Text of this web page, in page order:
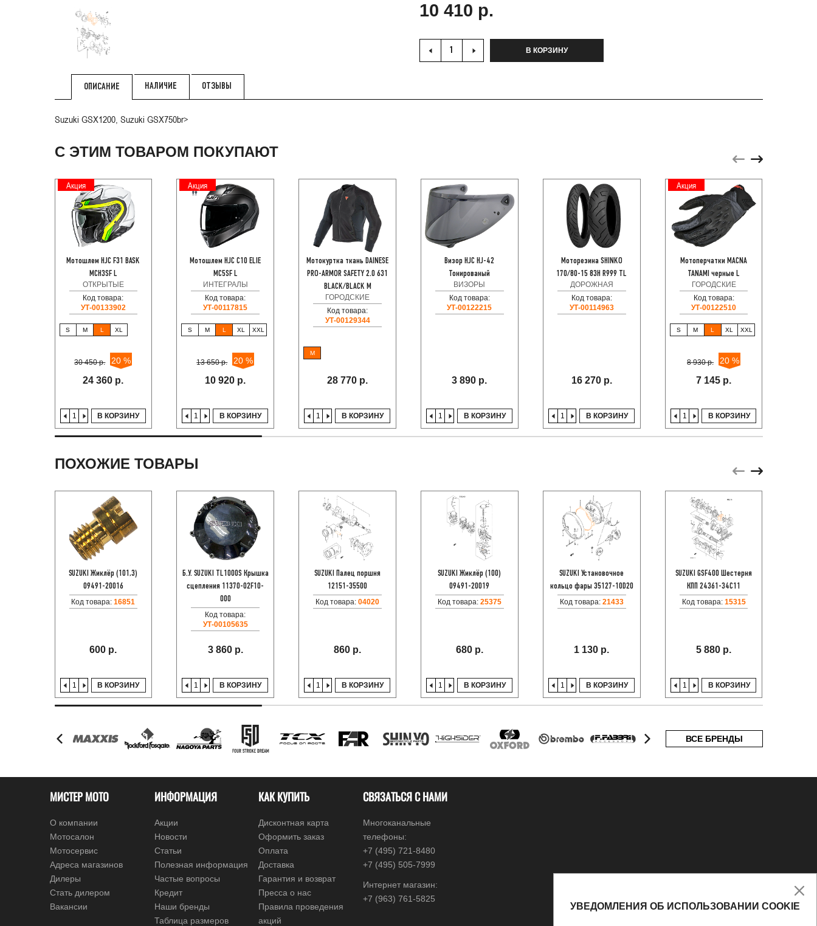
10 410 р.
В КОРЗИНУ
ОПИСАНИЕ НАЛИЧИЕ ОТЗЫВЫ
Suzuki GSX1200, Suzuki GSX750br>
С ЭТИМ ТОВАРОМ ПОКУПАЮТ
Акция
Мотошлем HJC F31 BASK
MCH3SF L
ОТКРЫТЫЕ
Код товара:
УТ-00133902
S M L XL
30 450 р. 20 %
24 360 р.
В КОРЗИНУ
Акция
Мотошлем HJC C10 ELIE
MC5SF L
ИНТЕГРАЛЫ
Код товара:
УТ-00117815
S M L XL XXL
13 650 р. 20 %
10 920 р.
В КОРЗИНУ
Мотокуртка ткань DAINESE
PRO-ARMOR SAFETY 2.0 631
BLACK/BLACK M
ГОРОДСКИЕ
Код товара:
УТ-00129344
M
28 770 р.
В КОРЗИНУ
Визор HJC HJ-42
Тонированый
ВИЗОРЫ
Код товара:
УТ-00122215
3 890 р.
В КОРЗИНУ
Моторезина SHINKO
170/80-15 83H R999 TL
ДОРОЖНАЯ
Код товара:
УТ-00114963
16 270 р.
В КОРЗИНУ
Акция
Мотоперчатки MACNA
TANAMI черные L
ГОРОДСКИЕ
Код товара:
УТ-00122510
S M L XL XXL
8 930 р. 20 %
7 145 р.
В КОРЗИНУ
ПОХОЖИЕ ТОВАРЫ
SUZUKI Жиклёр (101,3)
09491-20016
Код товара:16851
600 р.
В КОРЗИНУ
Б.У. SUZUKI TL1000S Крышка
сцепления 11370-02F10-
000
Код товара:
УТ-00105635
3 860 р.
В КОРЗИНУ
SUZUKI Палец поршня
12151-35500
Код товара:04020
860 р.
В КОРЗИНУ
SUZUKI Жиклёр (100)
09491-20019
Код товара: 25375
680 р.
В КОРЗИНУ
SUZUKI Установочное
кольцо фары 35127-10D20
Код товара: 21433
1 130 р.
В КОРЗИНУ
SUZUKI GSF400 Шестерня
КПП 24361-34C11
Код товара: 15315
5 880 р.
В КОРЗИНУ
ВСЕ БРЕНДЫ
МИСТЕР МОТО
О компании
Мотосалон
Мотосервис
Адреса магазинов
Дилеры
Стать дилером
Вакансии
ИНФОРМАЦИЯ
Акции
Новости
Статьи
Полезная информация
Частые вопросы
Кредит
Наши бренды
Таблица размеров
КАК КУПИТЬ
Дисконтная карта
Оформить заказ
Оплата
Доставка
Гарантия и возврат
Пресса о нас
Правила проведения
акций
СВЯЗАТЬСЯ С НАМИ
Многоканальные
телефоны:
+7 (495) 721-8480
+7 (495) 505-7999
Интернет магазин:
+7 (963) 761-5825
УВЕДОМЛЕНИЯ ОБ ИСПОЛЬЗОВАНИИ COOKIE